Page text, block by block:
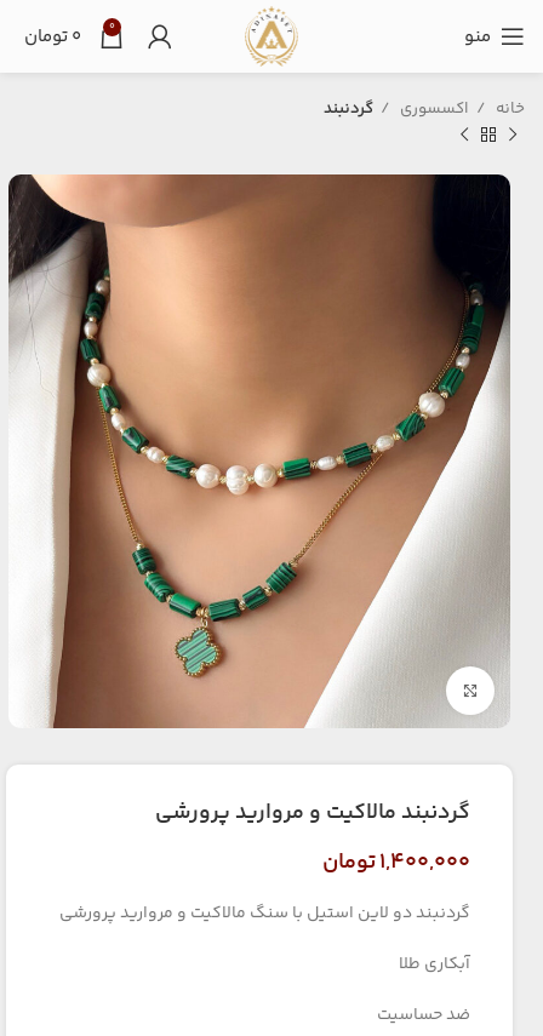
منو 0 ۰تومان
خانه اکسسوری گردنبند
بزرگنمایی تصویر
گردنبند مالاکیت و مروارید پرورشی
۱,۴۰۰,۰۰۰تومان
گردنبند دو لاین استیل با سنگ مالاکیت و مروارید پرورشی
آبکاری طلا
ضد حساسیت